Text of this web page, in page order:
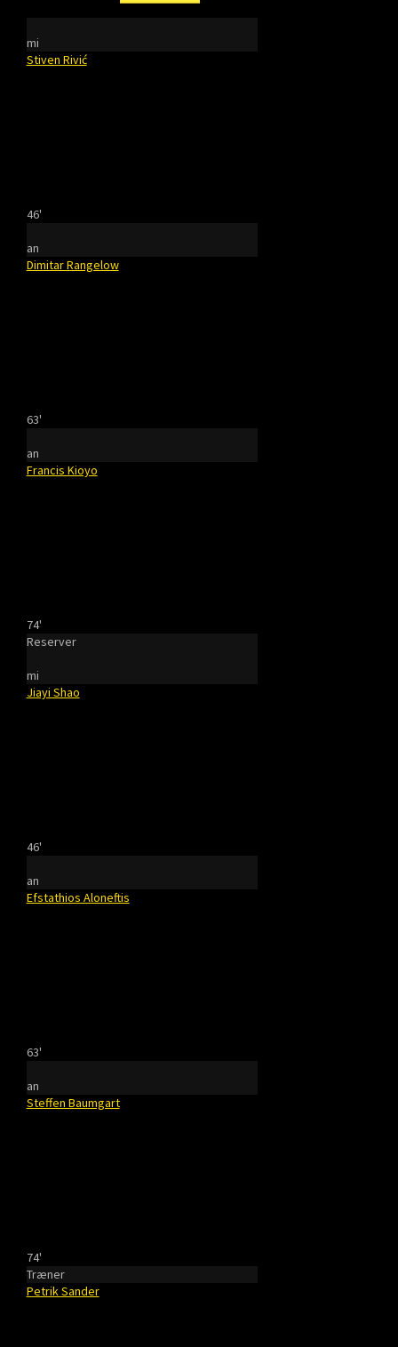
mi
Stiven Rivić
46'
an
Dimitar Rangelow
63'
an
Francis Kioyo
74'
Reserver
mi
Jiayi Shao
46'
an
Efstathios Aloneftis
63'
an
Steffen Baumgart
74'
Træner
Petrik Sander